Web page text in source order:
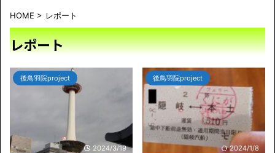
HOME > レポート
レポート
後鳥羽院project
2024/3/19
後鳥羽院project
2024/1/8